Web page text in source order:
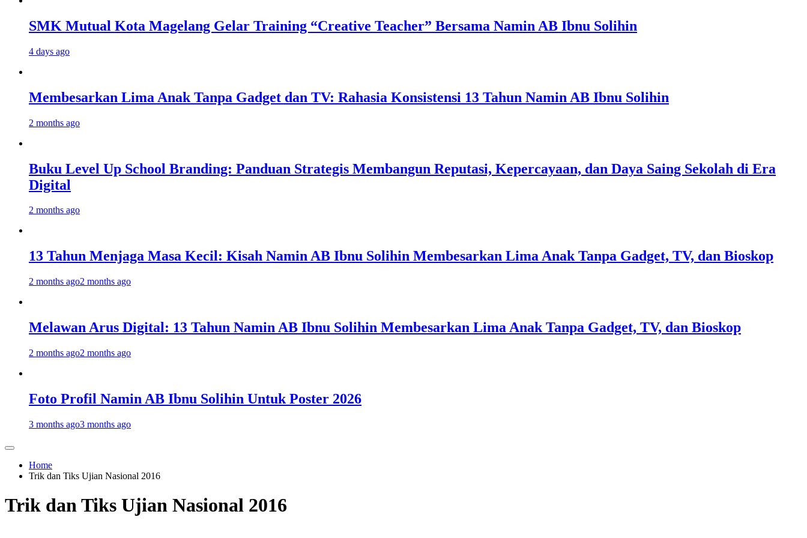
SMK Mutual Kota Magelang Gelar Training “Creative Teacher” Bersama Namin AB Ibnu Solihin
4 days ago
Membesarkan Lima Anak Tanpa Gadget dan TV: Rahasia Konsistensi 13 Tahun Namin AB Ibnu Solihin
2 months ago
Buku Level Up School Branding: Panduan Strategis Membangun Reputasi, Kepercayaan, dan Daya Saing Sekolah di Era
Digital
2 months ago
13 Tahun Menjaga Masa Kecil: Kisah Namin AB Ibnu Solihin Membesarkan Lima Anak Tanpa Gadget, TV, dan Bioskop
2 months ago2 months ago
Melawan Arus Digital: 13 Tahun Namin AB Ibnu Solihin Membesarkan Lima Anak Tanpa Gadget, TV, dan Bioskop
2 months ago2 months ago
Foto Profil Namin AB Ibnu Solihin Untuk Poster 2026
3 months ago3 months ago
Home
Trik dan Tiks Ujian Nasional 2016
Trik dan Tiks Ujian Nasional 2016